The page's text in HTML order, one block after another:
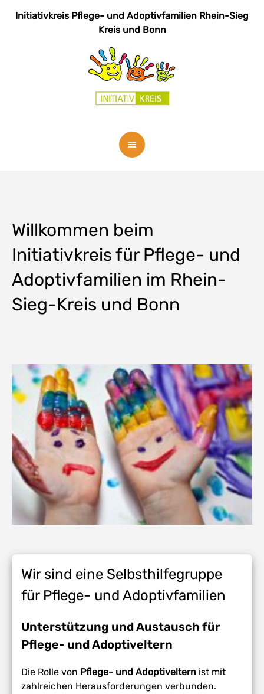
Initiativkreis Pflege- und Adoptivfamilien Rhein-Sieg
Kreis und Bonn
Willkommen beim
Initiativkreis für Pflege- und
Adoptivfamilien im Rhein-
Sieg-Kreis und Bonn
Wir sind eine Selbsthilfegruppe
für Pflege- und Adoptivfamilien
Unterstützung und Austausch für
Pflege- und Adoptiveltern
Die Rolle von Pflege- und Adoptiveltern ist mit
zahlreichen Herausforderungen verbunden.